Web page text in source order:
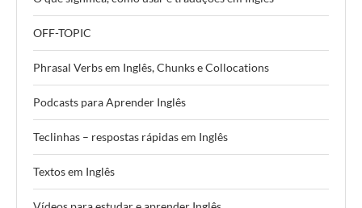
OFF-TOPIC
Phrasal Verbs em Inglês, Chunks e Collocations
Podcasts para Aprender Inglês
Teclinhas – respostas rápidas em Inglês
Textos em Inglês